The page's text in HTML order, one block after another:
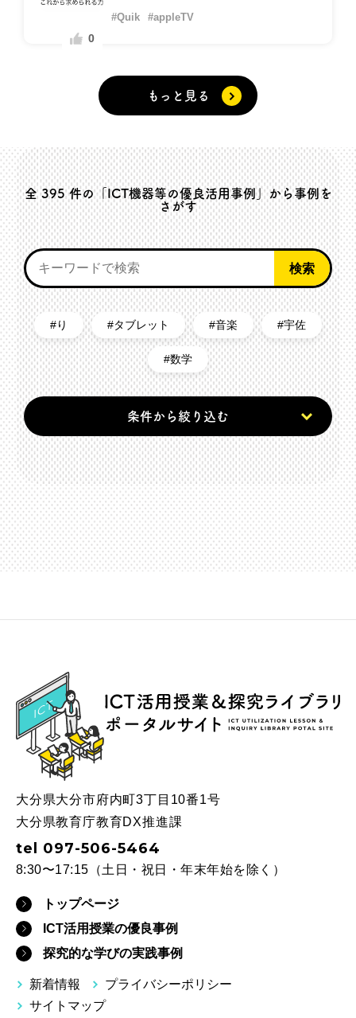
0
#Quik #appleTV
もっと見る
全395件の「ICT機器等の優良活用事例」から事例を
さがす
り タブレット 音楽 宇佐
数学
条件から絞り込む
ICT
大分県大分市府内町3丁目10番1号
大分県教育庁教育DX推進課
tel 097-506-5464
8:30〜17:15（土日・祝日・年末年始を除く）
トップページ
ICT活用授業の優良事例
探究的な学びの実践事例
新着情報
プライバシーポリシー
サイトマップ